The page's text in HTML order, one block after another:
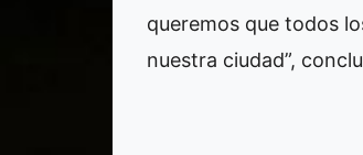
queremos que todos
nuestra ciudad”,